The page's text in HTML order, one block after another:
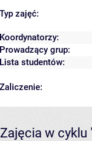
Typ zajęć:
Koordynatorzy:
Prowadzący grup:
Lista studentów:
Zaliczenie:
Zajęcia w cyklu